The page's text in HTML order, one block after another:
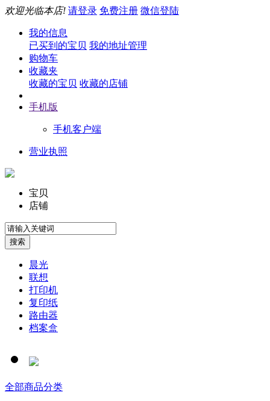
欢迎光临本店! 请登录 免费注册 微信登陆
我的信息
已买到的宝贝 我的地址管理
购物车
收藏夹
收藏的宝贝 收藏的店铺
手机版
手机客户端
营业执照
宝贝
店铺
晨光
联想
打印机
复印纸
路由器
档案盒
全部商品分类